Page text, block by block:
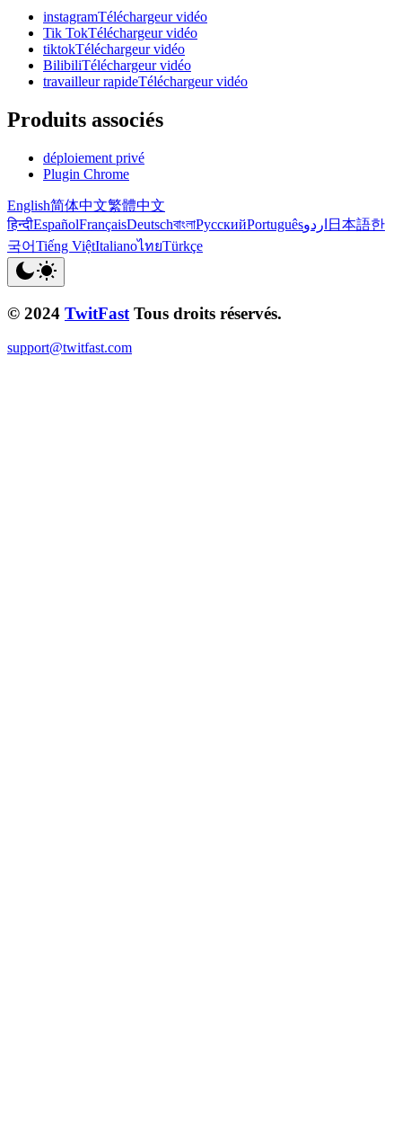
instagramTéléchargeur vidéo
Tik TokTéléchargeur vidéo
tiktokTéléchargeur vidéo
BilibiliTéléchargeur vidéo
travailleur rapideTéléchargeur vidéo
Produits associés
déploiement privé
Plugin Chrome
English简体中文繁體中文
हिन्दीEspañolFrançaisDeutschবাংলাРусскийPortuguêsاردو 日本語한
국어Tiếng ViệtItalianoไทยTürkçe
© 2024 TwitFast Tous droits réservés.
support@twitfast.com